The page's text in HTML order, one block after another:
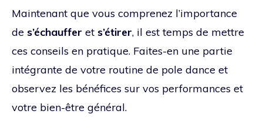
Maintenant que vous comprenez l’importance
de s’échauffer et s’étirer, il est temps de mettre
ces conseils en pratique. Faites-en une partie
intégrante de votre routine de pole dance et
observez les bénéfices sur vos performances et
votre bien-être général.